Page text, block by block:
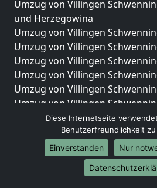
Umzug von Villingen
und Herzegowina
Umzug von Villingen
Umzug von Villingen
Umzug von Villingen
Umzug von Villingen
Umzug von Villingen
Umzug von Villingen
Umzug von Villingen
Umzug von Villingen
Griechenland
Umzug von Villingen
Umzug von Villingen
Diese Internetseite
Benutzerfreundlichkeit
Einverstanden
Nur